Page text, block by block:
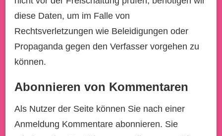
diese Daten, um im Falle von
Rechtsverletzungen wie Beleidigungen oder
Propaganda gegen den Verfasser vorgehen zu
können.
Abonnieren von Kommentaren
Als Nutzer der Seite können Sie nach einer
Anmeldung Kommentare abonnieren. Sie